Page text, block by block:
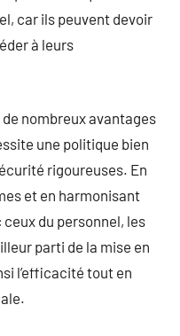
car ils peuvent devoir
à leurs
nombreux avantages
une politique bien
rigoureuses. En
et en harmonisant
du personnel, les
parti de la mise en
l’efficacité tout en